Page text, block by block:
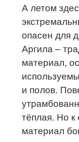
А летом
опасен для
Аргила –
материал,
и полов.
тёплая. Но
материал